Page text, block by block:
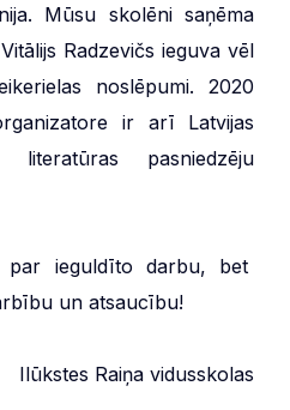
Mūsu skolēni saņēma
Radzevičs ieguva vēl
noslēpumi. 2020
ir arī Latvijas
pasniedzēju
par ieguldīto darbu, bet
un atsaucību!
Ilūkstes Raiņa vidusskolas